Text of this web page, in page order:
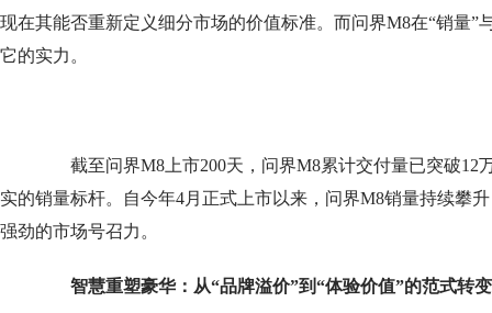
现在其能否重新定义细分市场的价值标准。而问界M8在“销量”
它的实力。
截至问界M8上市200天，问界M8累计交付量已突破12
实的销量标杆。自今年4月正式上市以来，问界M8销量持续攀
强劲的市场号召力。
智慧重塑豪华：从“品牌溢价”到“体验价值”的范式转变